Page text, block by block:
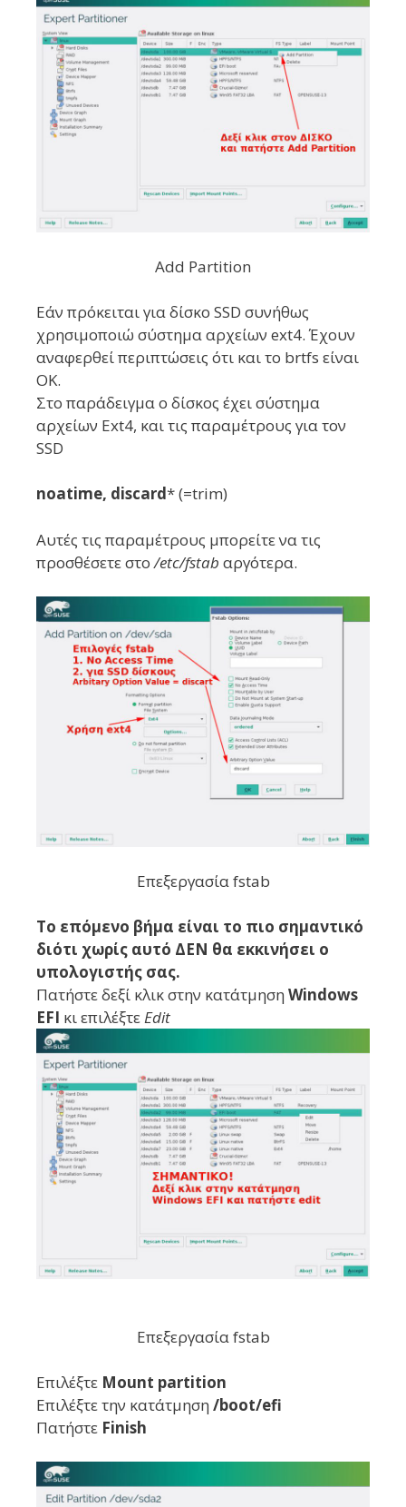
Add Partition
Εάν πρόκειται για δίσκο SSD συνήθως
χρησιμοποιώ σύστημα αρχείων ext4. Έχουν
αναφερθεί περιπτώσεις ότι και το brtfs είναι
ΟΚ.
Στο παράδειγμα ο δίσκος έχει σύστημα
αρχείων Ext4, και τις παραμέτρους για τον
SSD
noatime, discard* (=trim)
Αυτές τις παραμέτρους μπορείτε να τις
προσθέσετε στο/etc/fstab αργότερα.
Επεξεργασία fstab
Το επόμενο βήμα είναι το πιο σημαντικό
διότι χωρίς αυτό ΔΕΝ θα εκκινήσει ο
υπολογιστής σας.
Πατήστε δεξί κλικ στην κατάτμηση Windows
EFI κι επιλέξτεEdit
Επεξεργασία fstab
Επιλέξτε Mount partition
Επιλέξτε την κατάτμηση /boot/efi
Πατήστε Finish